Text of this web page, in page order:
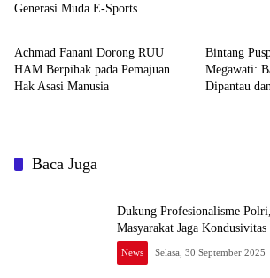
Generasi Muda E-Sports
News
Achmad Fanani Dorong RUU
HAM Berpihak pada Pemajuan
Hak Asasi Manusia
Bintang
Megawati:
Dipantau
Baca Juga
Dukung Profesionalisme
Masyarakat Jaga Kondusivitas
News Selasa, 30 September 2025